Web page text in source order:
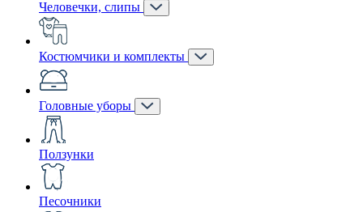
Человечки, слипы
Костюмчики и комплекты
Головные уборы
Ползунки
Песочники